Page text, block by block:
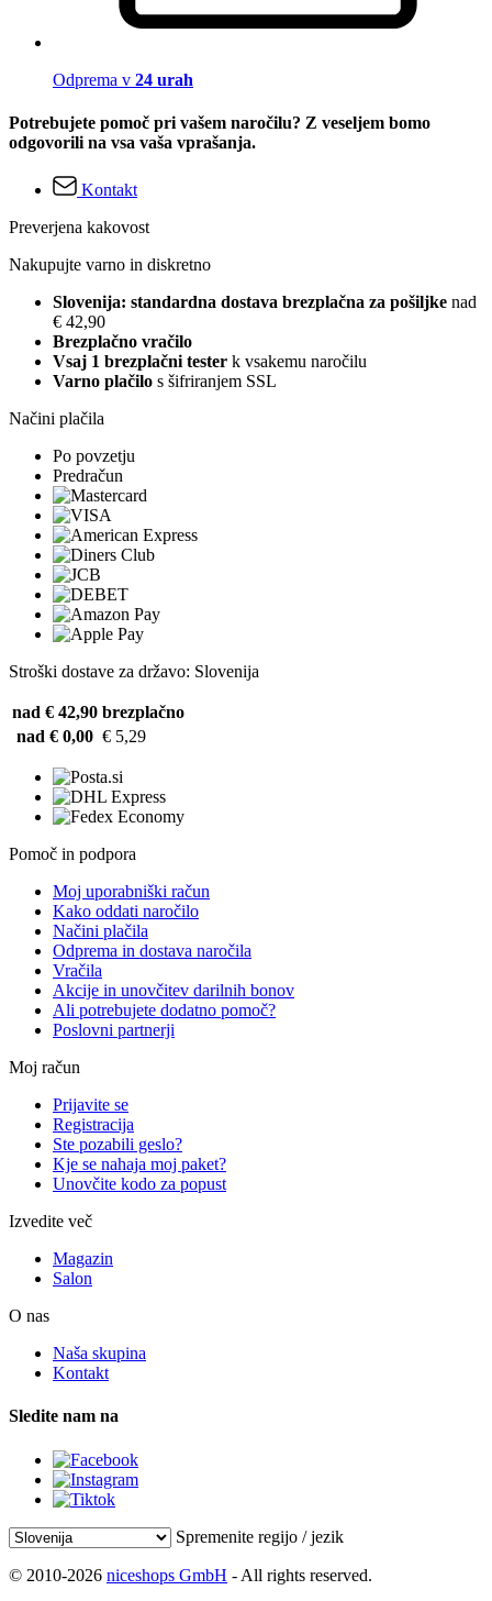
Odprema v 24 urah
Potrebujete pomoč pri vašem naročilu? Z veseljem bomo
odgovorili na vsa vaša vprašanja.
Kontakt
Preverjena kakovost
Nakupujte varno in diskretno
Slovenija: standardna dostava brezplačna za pošiljke nad
€ 42,90
Brezplačno vračilo
Vsaj 1 brezplačni tester k vsakemu naročilu
Varno plačilo s šifriranjem SSL
Načini plačila
Po povzetju
Predračun
Stroški dostave za državo: Slovenija
nad € 42,90 brezplačno
nad € 0,00 € 5,29
Pomoč in podpora
Moj uporabniški račun
Kako oddati naročilo
Načini plačila
Odprema in dostava naročila
Vračila
Akcije in unovčitev darilnih bonov
Ali potrebujete dodatno pomoč?
Poslovni partnerji
Moj račun
Prijavite se
Registracija
Ste pozabili geslo?
Kje se nahaja moj paket?
Unovčite kodo za popust
Izvedite več
Magazin
Salon
O nas
Naša skupina
Kontakt
Sledite nam na
Spremenite regijo / jezik
© 2010-2026 niceshops GmbH - All rights reserved.